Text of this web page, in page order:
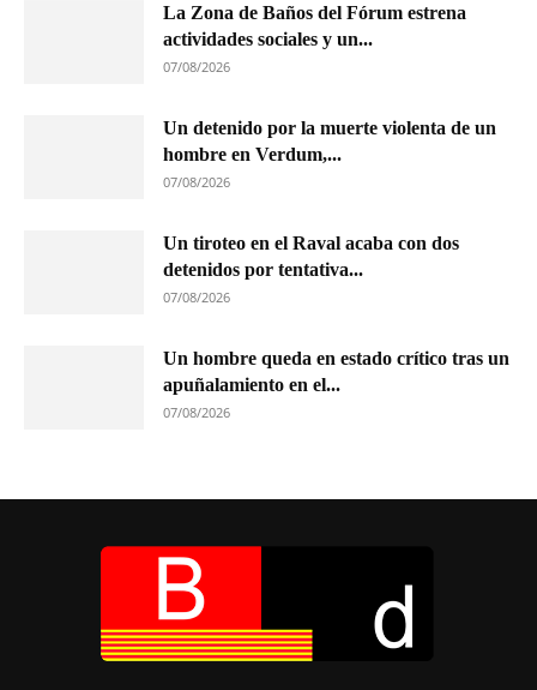
La Zona de Baños del Fórum estrena
actividades sociales y un...
07/08/2026
Un detenido por la muerte violenta de un
hombre en Verdum,...
07/08/2026
Un tiroteo en el Raval acaba con dos
detenidos por tentativa...
07/08/2026
Un hombre queda en estado crítico tras un
apuñalamiento en el...
07/08/2026